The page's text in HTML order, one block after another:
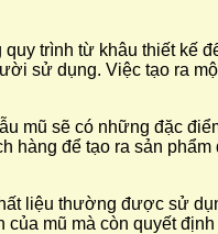
trình từ khâu thiết kế
sử dụng. Việc tạo ra
mũ sẽ có những đặc
để tạo ra sản
liệu thường được sử
mũ mà còn quyết